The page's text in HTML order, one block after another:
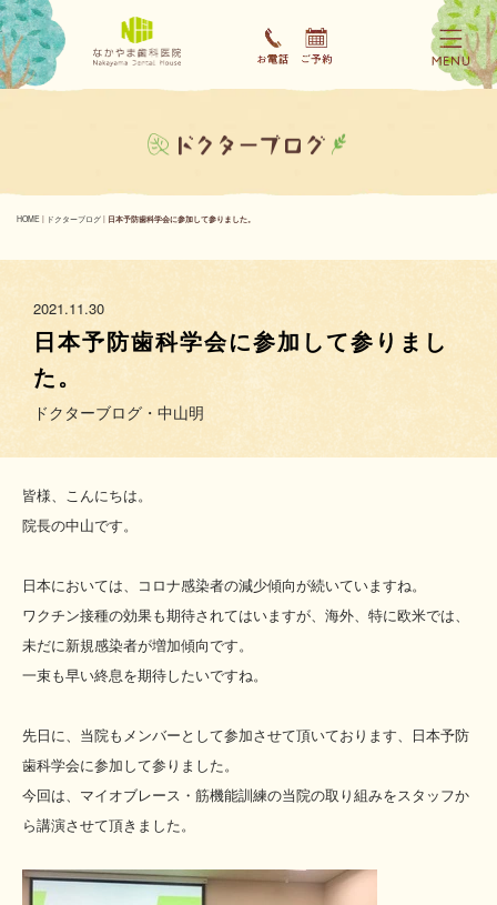
HOME | ドクターブログ | 日本予防歯科学会に参加して参りました。
2021.11.30
日本予防歯科学会に参加して参りまし
た。
ドクターブログ・中山明
皆様、こんにちは。
院長の中山です。
日本においては、コロナ感染者の減少傾向が続いていますね。
ワクチン接種の効果も期待されてはいますが、海外、特に欧米では、
未だに新規感染者が増加傾向です。
一束も早い終息を期待したいですね。
先日に、当院もメンバーとして参加させて頂いております、日本予防
歯科学会に参加して参りました。
今回は、マイオブレース・筋機能訓練の当院の取り組みをスタッフか
ら講演させて頂きました。